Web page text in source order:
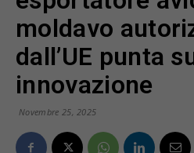
moldavo
dall’UE punta
innovazione
Novembre 25, 2025